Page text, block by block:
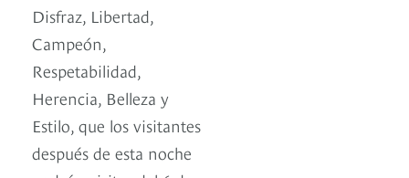
Disfraz, Libertad,
Campeón,
Respetabilidad,
Herencia, Belleza y
Estilo, que los visitantes
después de esta noche